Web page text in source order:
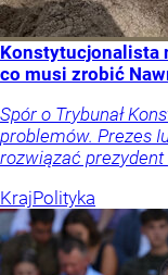
Konstytucjonalista
co musi zrobić
Spór o Trybunał
problemów. Prezes
rozwiązać
KrajPolityka